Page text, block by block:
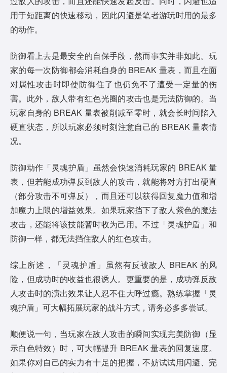
用于短距离的快速移动，因此闪避是笔者游玩时用的最多
的动作。
防御看上去是最安全的自保手段，然而事实并非如此。玩
家的每一次防御都会消耗自身的 BREAK 量表，而且在面
对属性攻击时即使防御住了也仍免不了遭受一定量的伤
害。此外，敌人带有红色光圈的攻击也是无法防御的。当
玩家自身的 BREAK 量表被削减至零时，就会长时间陷入
硬直状态，所以玩家必须时刻注意自己的 BREAK 量表情
况。
防御动作「灵魂护盾」虽然会快速消耗玩家的 BREAK 量
表，但若能成功弹反到敌人的攻击，就能将对方打出硬直
（部分攻击不可弹反），而且还可以获得回复魔力值和增
加魔力上限的增益效果。如果玩家挡下了敌人紫色的魔法
攻击，还能将该技能暂时收为己用。不过「灵魂护盾」和
防御一样，都无法挡住敌人的红色攻击。
综上所述，「灵魂护盾」虽然有反被敌人 BREAK 的风
险，但成功时的收益也很诱人。更重要的是，成功弹反敌
人攻击时的演出效果让人忍不住大呼过瘾。熟练掌握「灵
魂护盾」可大幅拓展玩家的战斗方式，请务必多多尝试。
顺便说一句，当玩家在敌人攻击的瞬间实现完美防御（显
示白色特效）时，可大幅提升 BREAK 量表的回复速度。
如果你对自己的实力有十足的把握，不妨试试用闪避、完